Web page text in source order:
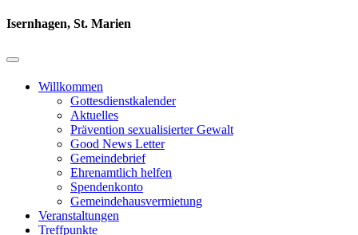
Isernhagen, St. Marien
Willkommen
Gottesdienstkalender
Aktuelles
Prävention sexualisierter Gewalt
Good News Letter
Gemeindebrief
Ehrenamtlich helfen
Spendenkonto
Gemeindehausvermietung
Veranstaltungen
Treffpunkte